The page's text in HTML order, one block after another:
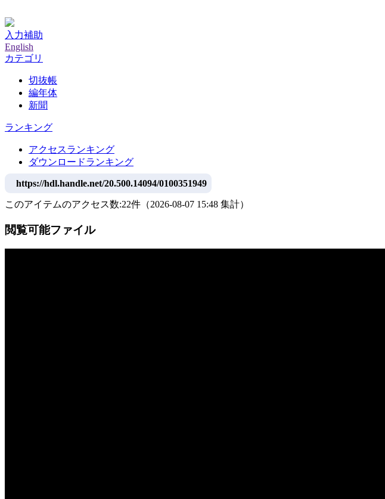
入力補助
English
カテゴリ
切抜帳
編年体
新聞
ランキング
アクセスランキング
ダウンロードランキング
https://hdl.handle.net/20.500.14094/0100351949
このアイテムのアクセス数:22件 （2026-08-07 15:48 集計）
閲覧可能ファイル